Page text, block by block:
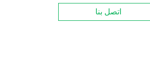
اتصل بنا